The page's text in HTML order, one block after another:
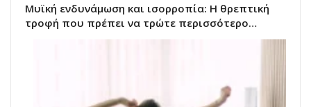
Μυϊκή ενδυνάμωση και ισορροπία: Η θρεπτική
τροφή που πρέπει να τρώτε περισσότερο…